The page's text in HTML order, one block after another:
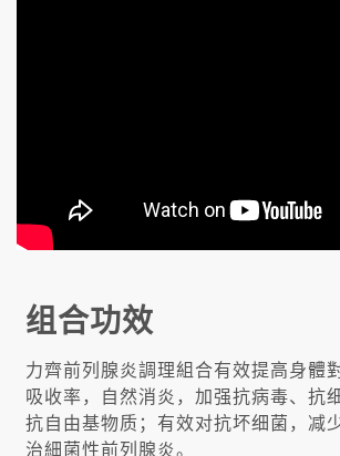
组合功效
力齊前列腺炎調理組合有效提高身體
吸收率，自然消炎，加强抗病毒、抗
抗自由基物质；有效对抗坏细菌，减
治細菌性前列腺炎。